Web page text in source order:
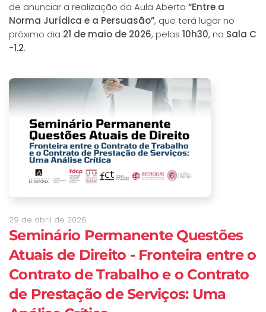
de anunciar a realização da Aula Aberta “Entre a
Norma Jurídica e a Persuasão”, que terá lugar no
próximo dia 21 de maio de 2026, pelas 10h30, na Sala C
-1.2.
29 de abril de 2026
Seminário Permanente Questões
Atuais de Direito - Fronteira entre o
Contrato de Trabalho e o Contrato
de Prestação de Serviços: Uma